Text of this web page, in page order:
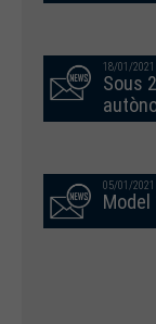
18/01/
Sous
05/01/
Model